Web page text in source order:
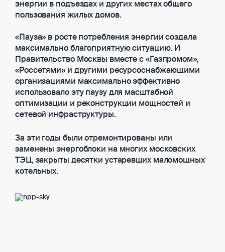
энергии в подъездах и других местах общего
пользования жилых домов.
«Пауза» в росте потребления энергии создала
максимально благоприятную ситуацию. И
Правительство Москвы вместе с «Газпромом»,
«Россетями» и другими ресурсоснабжающими
организациями максимально эффективно
использовало эту паузу для масштабной
оптимизации и реконструкции мощностей и
сетевой инфраструктуры.
За эти годы были отремонтированы или
заменены энергоблоки на многих московских
ТЭЦ, закрыты десятки устаревших маломощных
котельных.